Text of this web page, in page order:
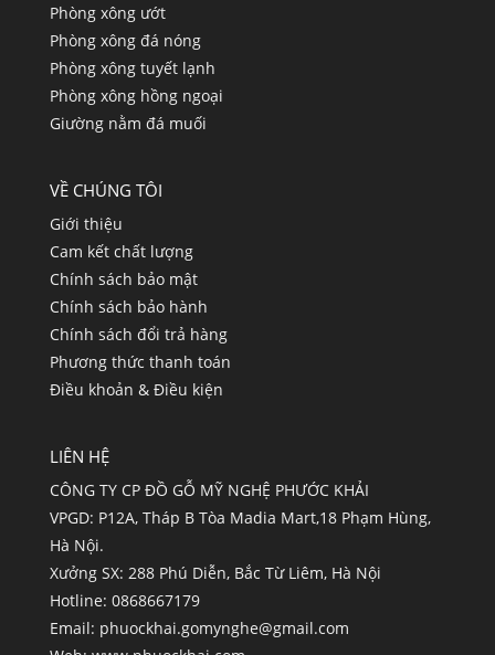
Phòng xông ướt
Phòng xông đá nóng
Phòng xông tuyết lạnh
Phòng xông hồng ngoại
Giường nằm đá muối
VỀ CHÚNG TÔI
Giới thiệu
Cam kết chất lượng
Chính sách bảo mật
Chính sách bảo hành
Chính sách đổi trả hàng
Phương thức thanh toán
Điều khoản & Điều kiện
LIÊN HỆ
CÔNG TY CP ĐỒ GỖ MỸ NGHỆ PHƯỚC KHẢI
VPGD: P12A, Tháp B Tòa Madia Mart,18 Phạm Hùng,
Hà Nội.
Xưởng SX: 288 Phú Diễn, Bắc Từ Liêm, Hà Nội
Hotline: 0868667179
Email: phuockhai.gomynghe@gmail.com